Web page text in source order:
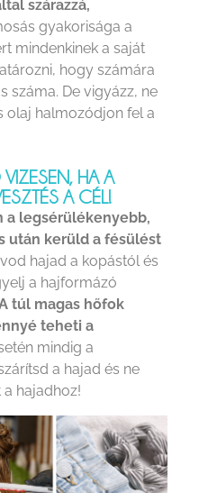
szárazzá,
gyakorisága a
mindenkinek a saját
hogy számára
száma. De vigyázz, ne
olaj halmozódjon fel a
HA A
A CÉL!
a legsérülékenyebb,
után kerüld a fésülést
hajad a kopástól és
a hajformázó
túl magas hőfok
teheti a
mindig a
a hajad és ne
hajadhoz!